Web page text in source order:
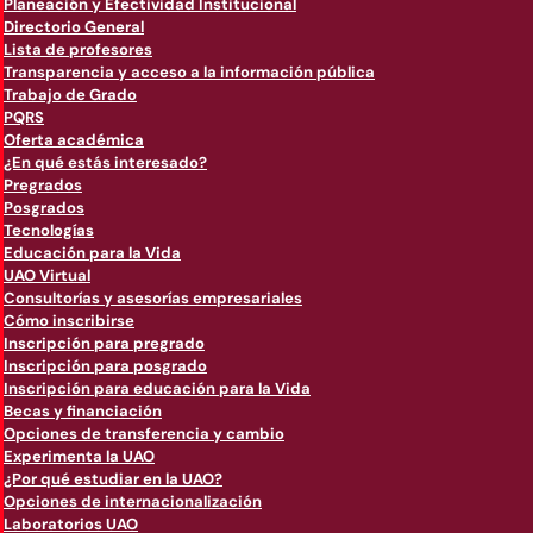
Planeación y Efectividad Institucional
Directorio General
Lista de profesores
Transparencia y acceso a la información pública
Trabajo de Grado
PQRS
Oferta académica
¿En qué estás interesado?
Pregrados
Posgrados
Tecnologías
Educación para la Vida
UAO Virtual
Consultorías y asesorías empresariales
Cómo inscribirse
Inscripción para pregrado
Inscripción para posgrado
Inscripción para educación para la Vida
Becas y financiación
Opciones de transferencia y cambio
Experimenta la UAO
¿Por qué estudiar en la UAO?
Opciones de internacionalización
Laboratorios UAO